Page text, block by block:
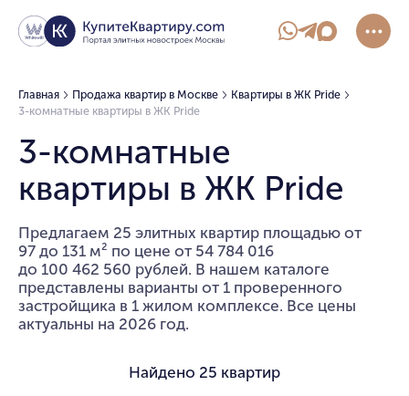
Главная Продажа квартир в Москве
Квартиры в ЖК Pride
3-комнатные квартиры в ЖК Pride
3-комнатные
квартиры в ЖК Pride
Предлагаем 25 элитных квартир площадью от
97 до 131 м² по цене от 54 784 016
до 100 462 560 рублей. В нашем каталоге
представлены варианты от 1 проверенного
застройщика в 1 жилом комплексе. Все цены
актуальны на 2026 год.
Найдено 25 квартир